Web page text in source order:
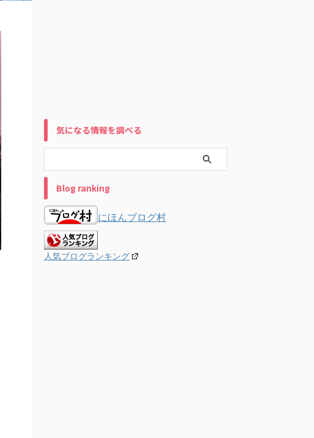
気になる情報を調べる
Blog ranking
にほんブログ村
人気ブログランキング